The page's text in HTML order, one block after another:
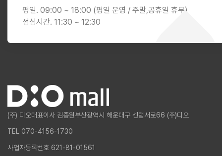
평일. 09:00 ~ 18:00 (평일 운영 / 주말,공휴일 휴무)
점심시간. 11:30 ~ 12:30
(주) 디오대표이사 김종원부산광역시 해운대구 센텀서로66 (주)디오
TEL 070-4156-1730
사업자등록번호 621-81-01561